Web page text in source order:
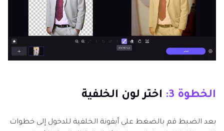
الخطوة 3: اختر لون الخلفية
بعد الضبط قم بالضغط على أيقونة الخلفية للدخول إلى خطوات